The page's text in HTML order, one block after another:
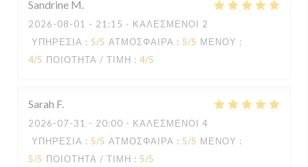
Sandrine M
2026-08-01 - 21:15 - ΚΑΛΕΣΜΈΝΟΙ 2
ΥΠΗΡΕΣΊΑ : 5/5 ΑΤΜΌΣΦΑΙΡΑ : 5/5 ΜΕΝΟΎ :
4/5 ΠΟΙΌΤΗΤΑ / ΤΙΜΉ : 4/5
Sarah F
2026-07-31 - 20:00 - ΚΑΛΕΣΜΈΝΟΙ 4
ΥΠΗΡΕΣΊΑ : 5/5 ΑΤΜΌΣΦΑΙΡΑ : 5/5 ΜΕΝΟΎ :
5/5 ΠΟΙΌΤΗΤΑ / ΤΙΜΉ : 5/5